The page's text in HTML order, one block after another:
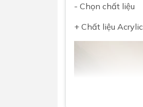
- Chọn chất liệu
+ Chất liệu